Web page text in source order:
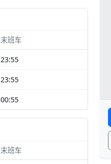
末班车
23:55
23:55
00:55
末班车